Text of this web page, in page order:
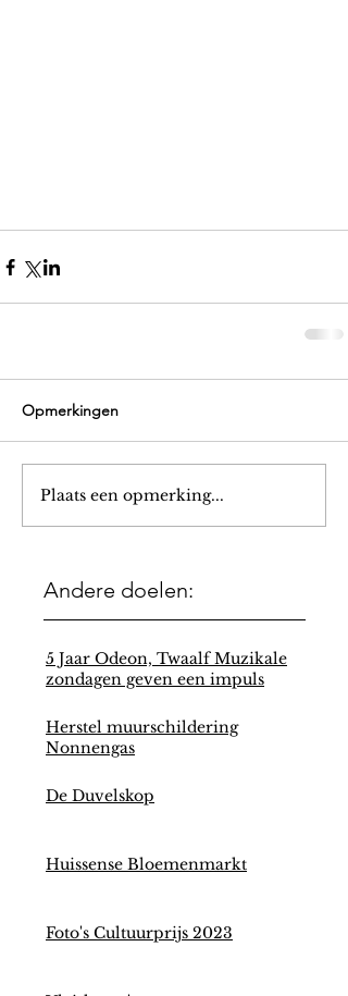
Opmerkingen
Plaats een opmerking...
Andere doelen:
5 Jaar Odeon, Twaalf Muzikale
zondagen geven een impuls
Herstel muurschildering
Nonnengas
De Duvelskop
Huissense Bloemenmarkt
Foto's Cultuurprijs 2023